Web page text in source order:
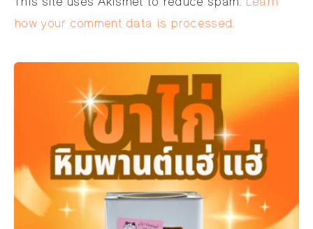
how your comment data is processed.